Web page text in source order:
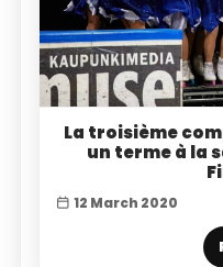
La troisième
un terme à la
12 March 2020